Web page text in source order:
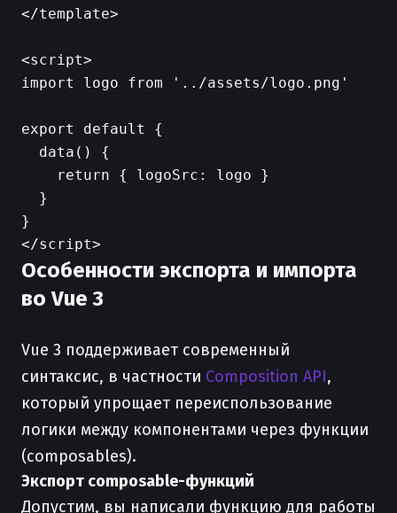
</template>
<script>
import logo from '../assets/logo.png'
export default {
  data() {
    return { logoSrc: logo }
  }
}
Особенности экспорта и импорта
во Vue 3
Vue 3 поддерживает современный
синтаксис, в частности Composition API,
который упрощает переиспользование
логики между компонентами через функции
(composables).
Экспорт composable-функций
Допустим, вы написали функцию для работы